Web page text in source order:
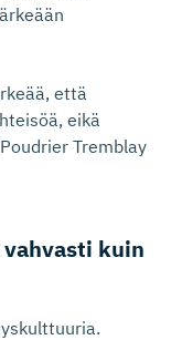
että
eikä
Tremblay
kuin